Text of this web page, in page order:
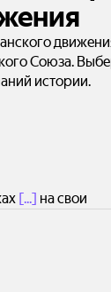
Союза.
истории.
[...] на свои